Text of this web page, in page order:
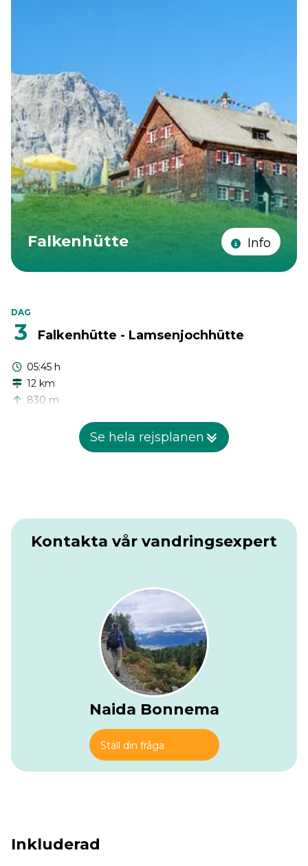
Falkenhütte Info
DAG
3 Falkenhütte - Lamsenjochhütte
05:45 h
12 km
830 m
I morse kommer du att stiga ner längs Laliders
Binsalm till dagens destination, Lamsenjochhütte.
Lamsenjochhütte
Se hela rejsplanen
Kontakta vår vandringsexpert
Naida Bonnema
Ställ din fråga
Inkluderad